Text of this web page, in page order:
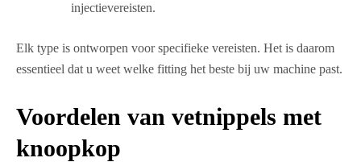
injectievereisten.
Elk type is ontworpen voor specifieke vereisten. Het is daarom
essentieel dat u weet welke fitting het beste bij uw machine past.
Voordelen van vetnippels met
knoopkop